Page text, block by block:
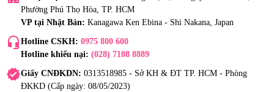
Phường Phú Thọ Hòa, TP. HCM
VP tại Nhật Bản: Kanagawa Ken Ebina - Shi Nakana, Japan
headset_mic Hotline CSKH: 0975 800 600
Hotline khiếu nại: (028) 7108 8889
verifiedGiấy CNĐKDN: 0313518985 - Sở KH & ĐT TP. HCM - Phòng
ĐKKD (Cấp ngày: 08/05/2023)